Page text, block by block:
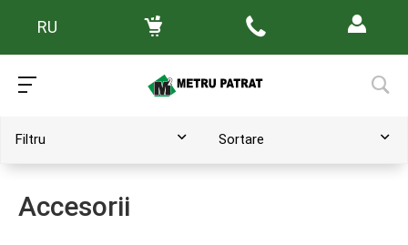
RU
Main Catalog de produse
Accesorii
Filtru Sortare